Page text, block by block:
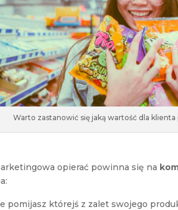
Warto zastanowić się jaką wartość dla
opierać powinna się na
pomijasz którejś z zalet swojego